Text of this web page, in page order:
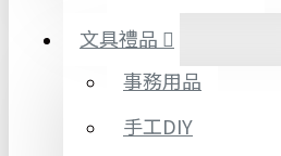
文具禮品
事務用品
手工DIY